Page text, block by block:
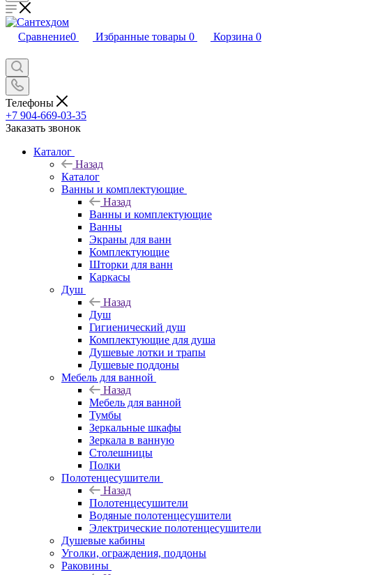
Сравнение0 Избранные товары 0 Корзина 0
Телефоны
+7 904-669-03-35
Заказать звонок
Каталог
Назад
Каталог
Ванны и комплектующие
Назад
Ванны и комплектующие
Ванны
Экраны для ванн
Комплектующие
Шторки для ванн
Каркасы
Душ
Назад
Душ
Гигиенический душ
Комплектующие для душа
Душевые лотки и трапы
Душевые поддоны
Мебель для ванной
Назад
Мебель для ванной
Тумбы
Зеркальные шкафы
Зеркала в ванную
Столешницы
Полки
Полотенцесушители
Назад
Полотенцесушители
Водяные полотенцесушители
Электрические полотенцесушители
Душевые кабины
Уголки, ограждения, поддоны
Раковины